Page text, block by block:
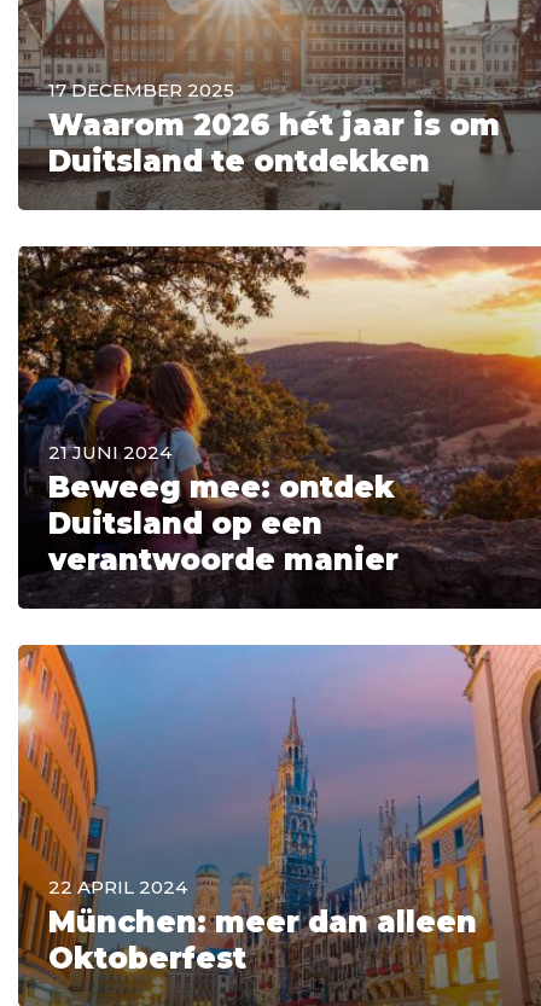
17 DECEMBER 2025
Waarom 2026 hét jaar is om
Duitsland te ontdekken
21 JUNI 2024
Beweeg mee: ontdek
Duitsland op een
verantwoorde manier
22 APRIL 2024
München: meer dan alleen
Oktoberfest